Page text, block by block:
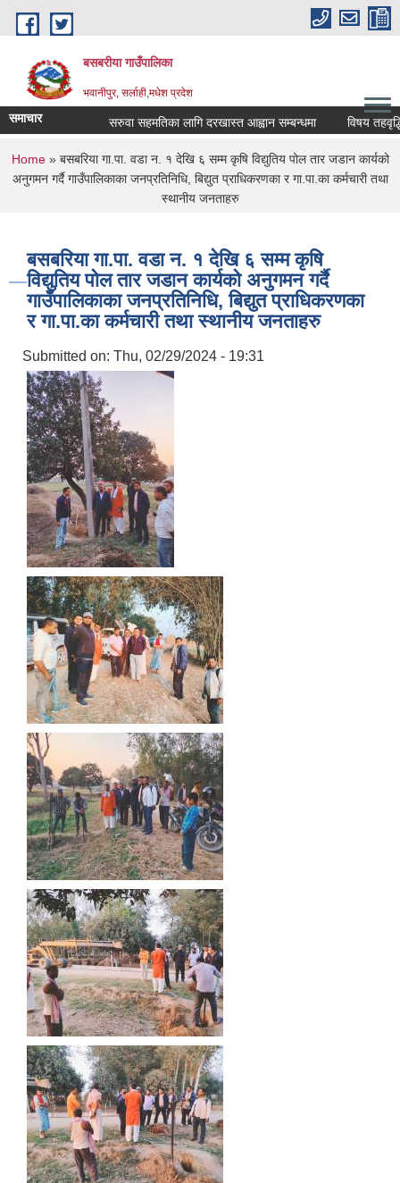
Skip to main content
बसबरीया गाउँपालिका
भवानीपुर, सर्लाही,मधेश प्रदेश
समाचार सरुवा सहमतिका लागि दरखास्त आह्वान सम्बन्धमा विषय तहवृद्धि
You are here
Home» बसबरिया गा.पा. वडा न. १ देखि ६ सम्म कृषि विद्युतिय पोल तार जडान कार्यको
अनुगमन गर्दै गाउँपालिकाका जनप्रतिनिधि, बिद्युत प्राधिकरणका र गा.पा.का कर्मचारी तथा
स्थानीय जनताहरु
बसबरिया गा.पा. वडा न. १ देखि ६ सम्म कृषि
विद्युतिय पोल तार जडान कार्यको अनुगमन गर्दै
गाउँपालिकाका जनप्रतिनिधि, बिद्युत प्राधिकरणका
र गा.पा.का कर्मचारी तथा स्थानीय जनताहरु
Submitted on: Thu, 02/29/2024 - 19:31